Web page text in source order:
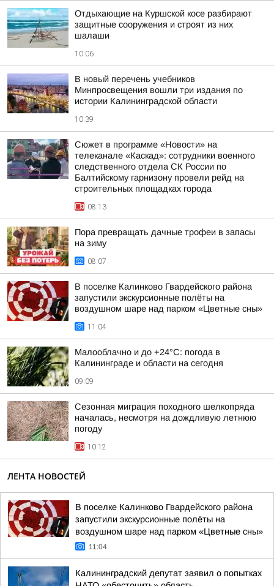
Отдыхающие на Куршской косе разбирают
защитные сооружения и строят из них
шалаши
10:06
В новый перечень учебников
Минпросвещения вошли три издания по
истории Калининградской области
10:39
Сюжет в программе «Новости» на
телеканале «Каскад»: сотрудники военного
следственного отдела СК России по
Балтийскому гарнизону провели рейд на
строительных площадках города
08:13
Пора превращать дачные трофеи в запасы
на зиму
08:07
В поселке Калинково Гвардейского района
запустили экскурсионные полёты на
воздушном шаре над парком «Цветные сны»
11:04
Малооблачно и до +24°С: погода в
Калининграде и области на сегодня
09:09
Сезонная миграция походного шелкопряда
началась, несмотря на дождливую летнюю
погоду
10:12
ЛЕНТА НОВОСТЕЙ
В поселке Калинково Гвардейского района
запустили экскурсионные полёты на
воздушном шаре над парком «Цветные сны»
11:04
Калининградский депутат заявил о попытках